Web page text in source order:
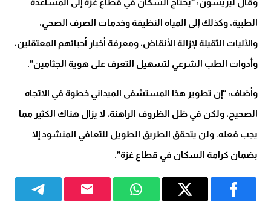
وقال ليريسون: “يحتاج السكان في قطاع غزة إلى المساعدة
الطبية، وكذلك إلى المياه النظيفة وخدمات الصرف الصحي،
والآليات الثقيلة لإزالة الأنقاض، ومعرفة أخبار أحبائهم المعتقلين،
وأدوات الطب الشرعي لتسهيل التعرف على هوية الجثامين”.
وأضاف: “إن تطوير هذا المستشفى الميداني خطوة في الاتجاه
الصحيح، ولكن في ظل الظروف الراهنة، لا يزال هناك الكثير مما
يجب فعله. ولن يتحقق الطريق الطويل للتعافي المنشود إلا
بضمان كرامة السكان في قطاع غزة”.